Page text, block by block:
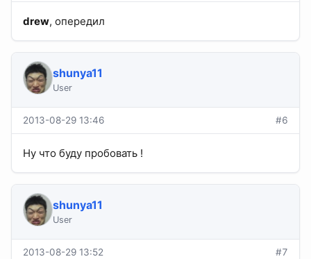
drew, опередил
shunya11
User
2013-08-29 13:46 #6
Ну что буду пробовать !
shunya11
User
2013-08-29 13:52 #7